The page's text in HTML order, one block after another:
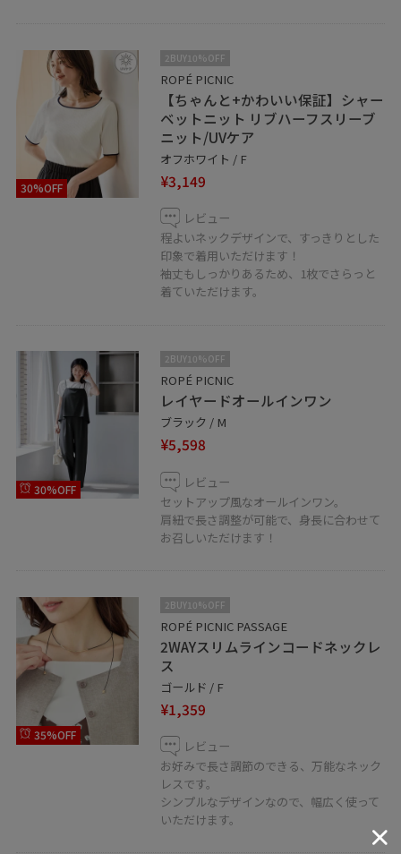
30%OFF
2BUY10%OFF
ROPÉ PICNIC
【ちゃんと+かわいい保証】シャー
ベットニット リブハーフスリーブ
ニット/UVケア
オフホワイト / F
¥3,149
レビュー
程よいネックデザインで、すっきりとした
印象で着用いただけます！
袖丈もしっかりあるため、1枚でさらっと
着ていただけます。
30%OFF
2BUY10%OFF
ROPÉ PICNIC
レイヤードオールインワン
ブラック / M
¥5,598
レビュー
セットアップ風なオールインワン。
肩紐で長さ調整が可能で、身長に合わせて
お召しいただけます！
35%OFF
2BUY10%OFF
ROPÉ PICNIC PASSAGE
2WAYスリムラインコードネックレ
ス
ゴールド / F
¥1,359
レビュー
お好みで長さ調節のできる、万能なネック
レスです。
シンプルなデザインなので、幅広く使って
いただけます。